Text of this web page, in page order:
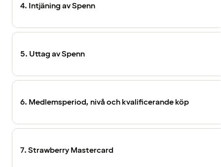
4. Intjäning av Spenn
5. Uttag av Spenn
6. Medlemsperiod, nivå och kvalificerande köp
7. Strawberry Mastercard